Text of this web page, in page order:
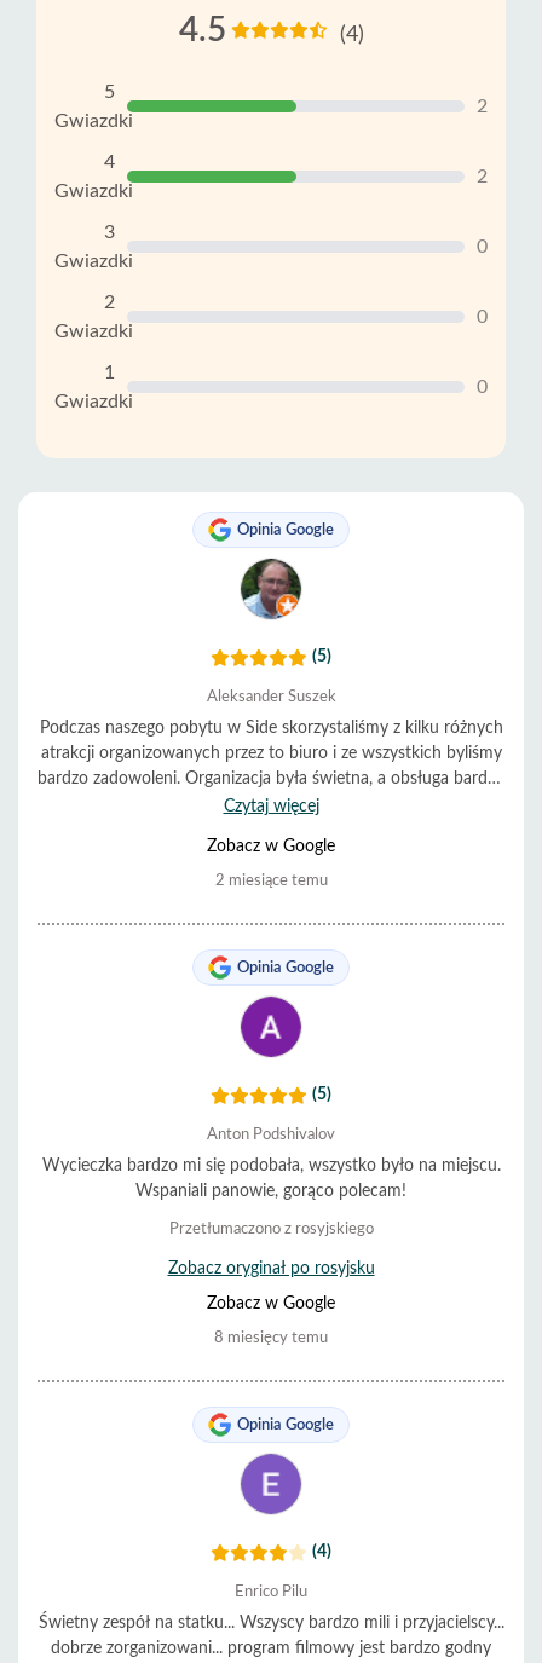
4.5 (4)
5
Gwiazdki
2
4
Gwiazdki
2
3
Gwiazdki
0
2
Gwiazdki
0
1
Gwiazdki
0
Opinia Google
(5)
Aleksander Suszek
Podczas naszego pobytu w Side skorzystaliśmy z kilku różnych
atrakcji organizowanych przez to biuro i ze wszystkich byliśmy
bardzo zadowoleni. Organizacja była świetna, a obsługa bardzo
pomocna i miła. Wszystko przebiegało punktualnie i bez
Czytaj więcej
Zobacz w Google
2 miesiące temu
Opinia Google
(5)
Anton Podshivalov
Wycieczka bardzo mi się podobała, wszystko było na miejscu.
Wspaniali panowie, gorąco polecam!
Przetłumaczono z rosyjskiego
Zobacz oryginał po rosyjsku
Zobacz w Google
8 miesięcy temu
Opinia Google
(4)
Enrico Pilu
Świetny zespół na statku... Wszyscy bardzo mili i przyjacielscy...
dobrze zorganizowani... program filmowy jest bardzo godny